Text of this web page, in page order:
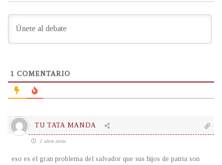
1 COMENTARIO
TU TATA MANDA
2 años atrás
eso es el gran problema del salvador que sus hijos de patria son